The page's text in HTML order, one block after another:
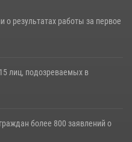
о результатах работы за первое
лиц, подозреваемых в
более 800 заявлений о